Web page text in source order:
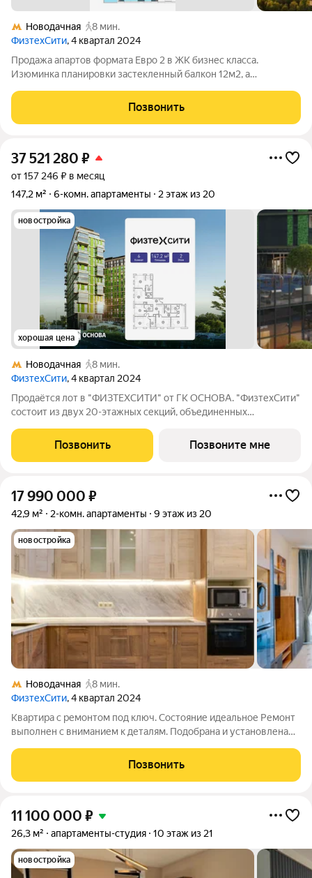
Новодачная
8 мин.
ФизтехСити, 4 квартал 2024
Продажа апартов формата Евро 2 в ЖК бизнес класса.
Изюминка планировки застекленный балкон 12м2, а
открытый круглогодичный бассейн с подогревом и выплывом
из закрытого). Современная система
Позвонить
37 521 280 ₽
от 157 246 ₽ в месяц
147,2 м²
6-комн. апартаменты 2 этаж из 20
новостройка
хорошая цена
Новодачная
8 мин.
ФизтехСити, 4 квартал 2024
Продаётся лот в "ФИЗТЕХСИТИ" от ГК ОСНОВА. "ФизтехСити"
состоит из двух 20-этажных секций, объединенных
панорамным остеклением. В кластере собственный
подземный паркинг и гостевые парковки, на первых
Позвонить Позвоните мне
17 990 000 ₽
42,9 м² 2-комн. апартаменты 9 этаж из 20
новостройка
Новодачная
8 мин.
ФизтехСити, 4 квартал 2024
Квартира с ремонтом под ключ. Состояние идеальное Ремонт
выполнен с вниманием к деталям. Подобрана и установлена
предметы интерьера и посуда Панорамное остекление (окна в
пол). Панорамный вид из
Позвонить
11 100 000 ₽
26,3 м² апартаменты-студия 10 этаж из 21
новостройка